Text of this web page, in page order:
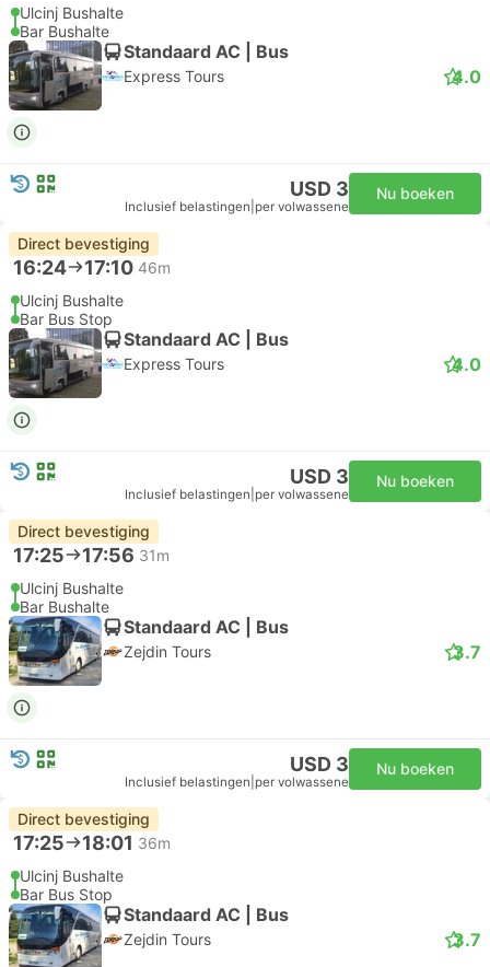
Ulcinj Bushalte
Bar Bushalte
Standaard AC | Bus
Express Tours 4.0
USD 3
Inclusief belastingen per volwassene
Nu boeken
Direct bevestiging
16:24 17:10 46m
Ulcinj Bushalte
Bar Bus Stop
Standaard AC | Bus
Express Tours 4.0
USD 3
Inclusief belastingen per volwassene
Nu boeken
Direct bevestiging
17:25 17:56 31m
Ulcinj Bushalte
Bar Bushalte
Standaard AC | Bus
Zejdin Tours 3.7
USD 3
Inclusief belastingen per volwassene
Nu boeken
Direct bevestiging
17:25 18:01 36m
Ulcinj Bushalte
Bar Bus Stop
Standaard AC | Bus
Zejdin Tours 3.7